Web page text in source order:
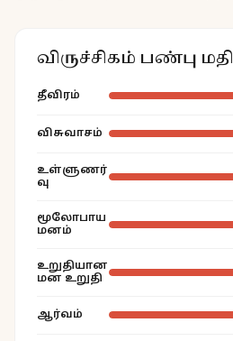
விருச்சிகம் பண்பு
தீவிரம்
விசுவாசம்
உள்ளுணர்
வு
மூலோபாய
மனம்
உறுதியான
மன உறுதி
ஆர்வம்